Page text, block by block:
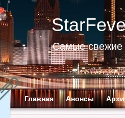
Самые свежие
Главная Анонсы